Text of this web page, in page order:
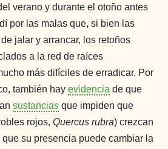
verano y durante el otoño antes
por las malas que, si bien las
jalar y arrancar, los retoños
a la red de raíces
más difíciles de erradicar. Por
también hay evidencia de que
sustancias que impiden que
rojos, Quercus rubra) crezcan
su presencia puede cambiar la